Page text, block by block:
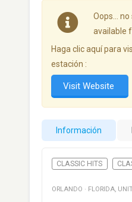
Oops…
available
Haga clic aquí para
estación :
Visit Website
Información
CLASSIC HITS
ORLANDO · FLORIDA,